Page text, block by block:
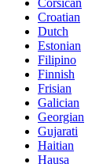
Corsican
Croatian
Dutch
Estonian
Filipino
Finnish
Frisian
Galician
Georgian
Gujarati
Haitian
Hausa